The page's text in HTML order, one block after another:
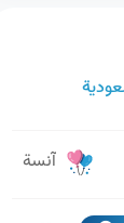
آنسة